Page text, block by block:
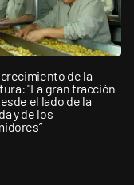
de la
"La gran tracción
el lado de la
y de los